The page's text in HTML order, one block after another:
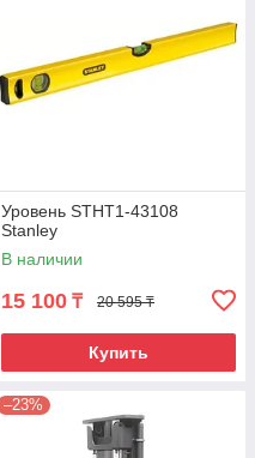
Уровень STHT1-43108
Stanley
В наличии
15 100 ₸ 20 595 ₸
Купить
–23%